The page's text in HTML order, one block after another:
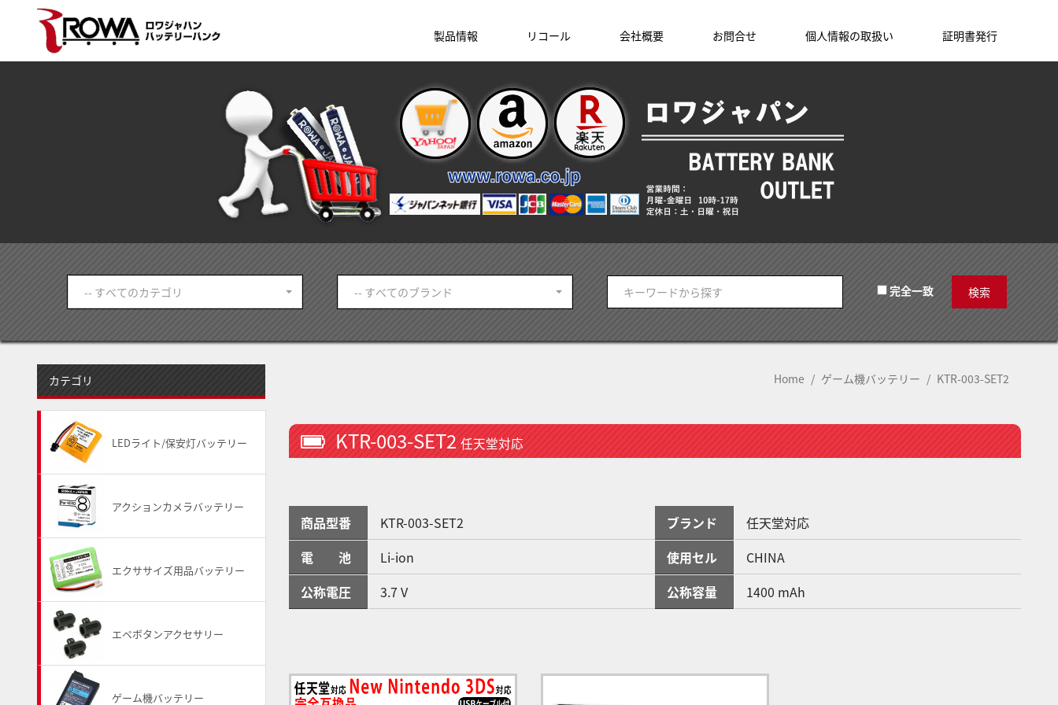
製品情報 リコール 会社概要 お問合せ 個人情報の取扱い 証明書発行
-- すべてのカテゴリ -- すべてのブランド 完全一致 検索
カテゴリ
LEDライト/保安灯バッテリー
アクションカメラバッテリー
エクササイズ用品バッテリー
エペボタンアクセサリー
ゲーム機バッテリー
Home ゲーム機バッテリー KTR-003-SET2
KTR-003-SET2 任天堂対応
商品型番 KTR-003-SET2 ブランド
任天堂対応
電 池
Li-ion 使用セル
CHINA
公称電圧
3.7 V 公称容量 1400 mAh